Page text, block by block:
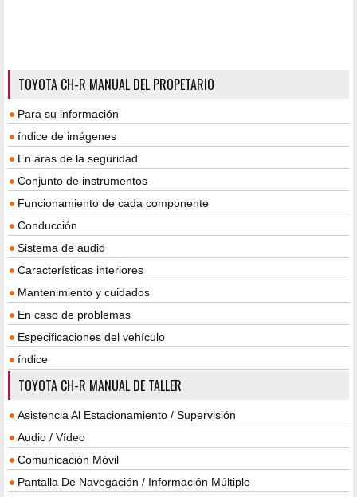
TOYOTA CH-R MANUAL DEL PROPETARIO
Para su información
índice de imágenes
En aras de la seguridad
Conjunto de instrumentos
Funcionamiento de cada componente
Conducción
Sistema de audio
Características interiores
Mantenimiento y cuidados
En caso de problemas
Especificaciones del vehículo
índice
TOYOTA CH-R MANUAL DE TALLER
Asistencia Al Estacionamiento / Supervisión
Audio / Vídeo
Comunicación Móvil
Pantalla De Navegación / Información Múltiple